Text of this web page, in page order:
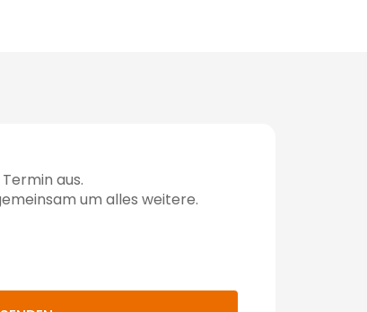
aus.
um alles weitere.